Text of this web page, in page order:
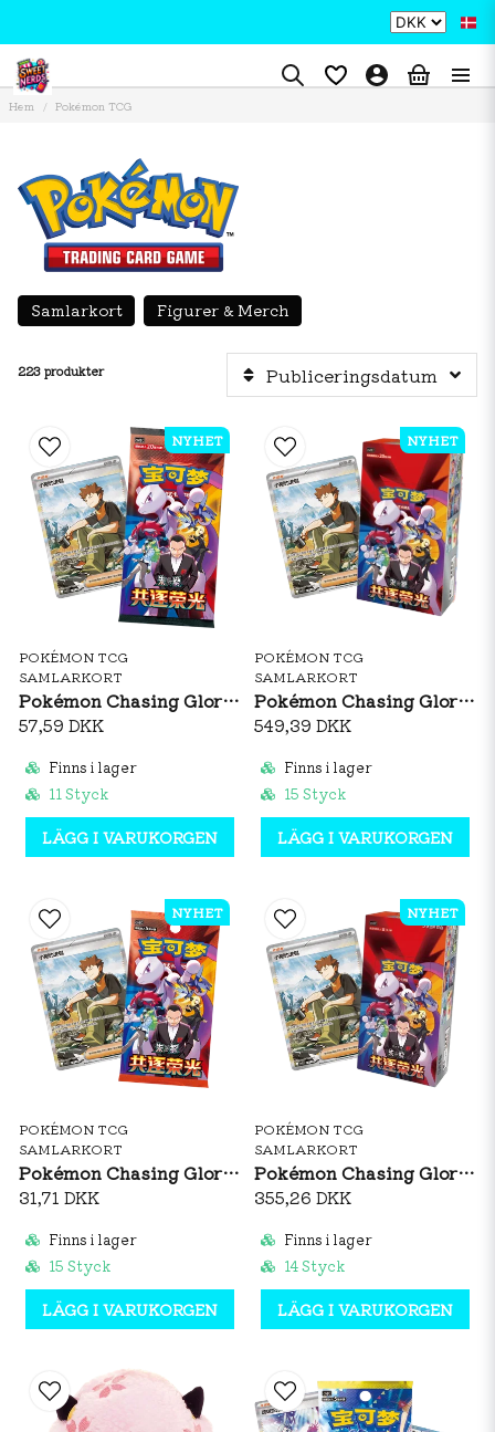
Hem Pokémon TCG
Samlarkort Figurer & Merch
223 produkter Publiceringsdatum
POKÉMON TCG
SAMLARKORT
Pokémon Chasing Glory Together Jumbo Booster Pack (CH)
57,59 DKK
Finns i lager
11 Styck
LÄGG I VARUKORGEN
NYHET
POKÉMON TCG
SAMLARKORT
Pokémon Chasing Glory Together Jumbo Booster Box (CH)
549,39 DKK
Finns i lager
15 Styck
LÄGG I VARUKORGEN
NYHET
POKÉMON TCG
SAMLARKORT
Pokémon Chasing Glory Together Slim Booster Pack (CH)
31,71 DKK
Finns i lager
15 Styck
LÄGG I VARUKORGEN
NYHET
POKÉMON TCG
SAMLARKORT
Pokémon Chasing Glory Together Slim Booster Box (CH)
355,26 DKK
Finns i lager
14 Styck
LÄGG I VARUKORGEN
NYHET